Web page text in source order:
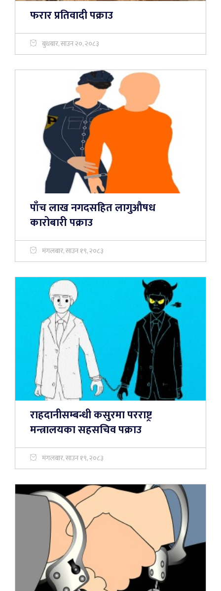
फरार प्रतिवादी पक्राउ
बुधबार, साउन २०, २०८३
पाँच लाख नगदसहित लागुऔषध
कारोबारी पक्राउ
मंगलबार, साउन १९, २०८३
राहदानीसम्बन्धी कसुरमा परराष्ट्र
मन्त्रालयका सहसचिव पक्राउ
मंगलबार, साउन १९, २०८३